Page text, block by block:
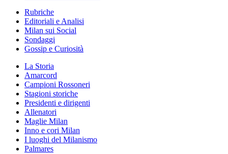
Rubriche
Editoriali e Analisi
Milan sui Social
Sondaggi
Gossip e Curiosità
La Storia
Amarcord
Campioni Rossoneri
Stagioni storiche
Presidenti e dirigenti
Allenatori
Maglie Milan
Inno e cori Milan
I luoghi del Milanismo
Palmares